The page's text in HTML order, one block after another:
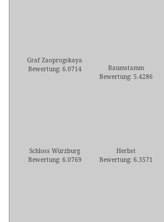
Graf Zaoprogskaya
Bewertung: 6.0714
Baumstamm
Bewertung: 5.4286
Schloss Würzburg
Bewertung: 6.0769
Herbst
Bewertung: 6.3571